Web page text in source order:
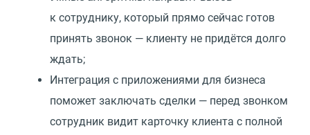
к сотруднику, который прямо сейчас готов
принять звонок — клиенту не придётся долго
ждать;
Интеграция с приложениями для бизнеса
поможет заключать сделки — перед звонком
сотрудник видит карточку клиента с полной